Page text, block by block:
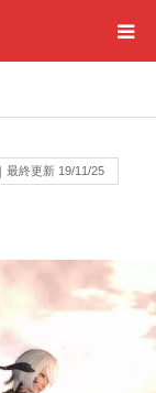
最終更新 19/11/25